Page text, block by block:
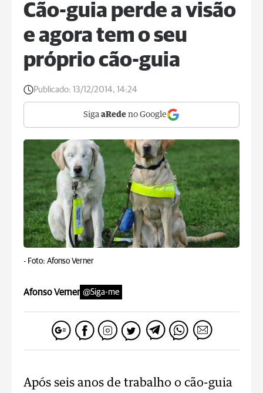
Cão-guia perde a visão
e agora tem o seu
próprio cão-guia
Publicado: 13/12/2014, 14:24
Siga aRede no Google
- Foto: Afonso Verner
Afonso Verner @Siga-me
Após seis anos de trabalho o cão-guia